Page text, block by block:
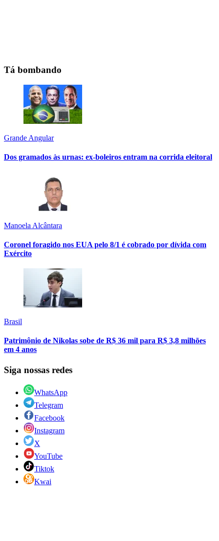
Tá bombando
Grande Angular
Dos gramados às urnas: ex-boleiros entram na corrida eleitoral
Manoela Alcântara
Coronel foragido nos EUA pelo 8/1 é cobrado por dívida com
Exército
Brasil
Patrimônio de Nikolas sobe de R$ 36 mil para R$ 3,8 milhões
em 4 anos
Siga nossas redes
WhatsApp
Telegram
Facebook
Instagram
X
YouTube
Tiktok
Kwai